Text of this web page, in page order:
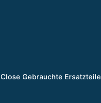
Close Gebrauchte Ersatzteile